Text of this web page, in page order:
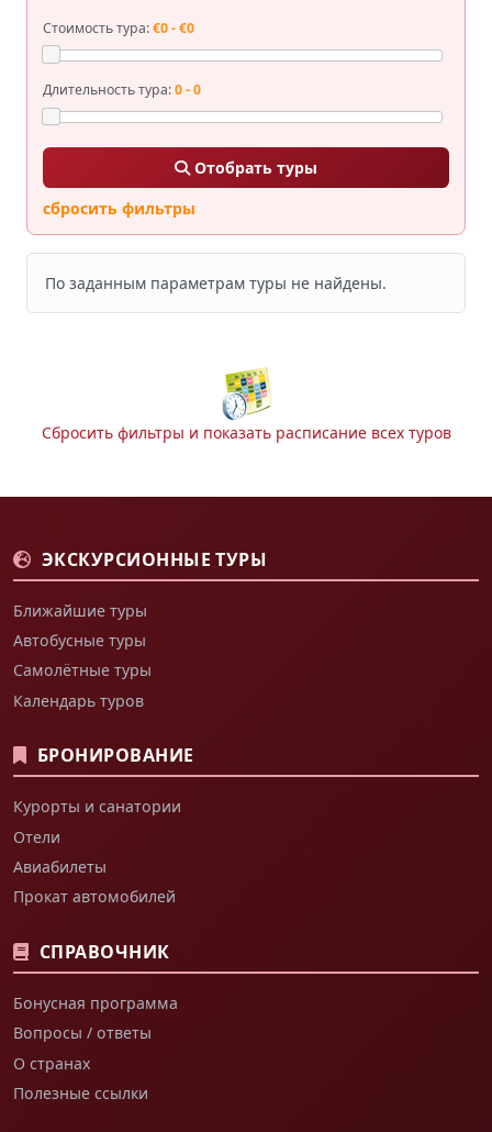
Стоимость тура:€0 - €0
Длительность тура:0 - 0
Отобрать туры
сбросить фильтры
По заданным параметрам туры не найдены.
Сбросить фильтры и показать расписание всех туров
ЭКСКУРСИОННЫЕ ТУРЫ
Ближайшие туры
Автобусные туры
Самолётные туры
Календарь туров
БРОНИРОВАНИЕ
Курорты и санатории
Отели
Авиабилеты
Прокат автомобилей
СПРАВОЧНИК
Бонусная программа
Вопросы / ответы
О странах
Полезные ссылки